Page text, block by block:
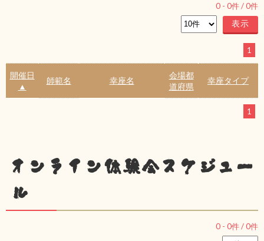
0 - 0件 /0件
1
開催日
▲
師範名 幸座名
会場都
道府県
幸座タイプ
1
オンライン体験会スケジュー
ル
0 - 0件 /0件